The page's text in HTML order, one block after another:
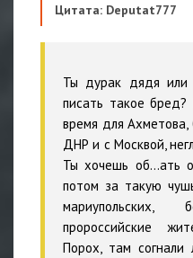
Цитата: Deputat777
Ты дурак дядя или
писать такое
время для Ахметова,
ДНР и с Москвой,
Ты хочешь об...ать
потом за такую
мариупольских,
пророссийские
Порох, там согнали